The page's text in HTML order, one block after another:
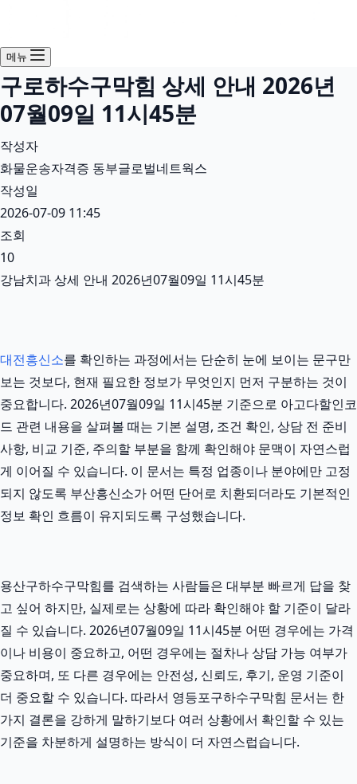
메뉴
구로하수구막힘 상세 안내 2026년
07월09일 11시45분
작성자
화물운송자격증 동부글로벌네트웍스
작성일
2026-07-09 11:45
조회
10
강남치과 상세 안내 2026년07월09일 11시45분
대전흥신소를 확인하는 과정에서는 단순히 눈에 보이는 문구만
보는 것보다, 현재 필요한 정보가 무엇인지 먼저 구분하는 것이
중요합니다. 2026년07월09일 11시45분 기준으로 아고다할인코
드 관련 내용을 살펴볼 때는 기본 설명, 조건 확인, 상담 전 준비
사항, 비교 기준, 주의할 부분을 함께 확인해야 문맥이 자연스럽
게 이어질 수 있습니다. 이 문서는 특정 업종이나 분야에만 고정
되지 않도록 부산흥신소가 어떤 단어로 치환되더라도 기본적인
정보 확인 흐름이 유지되도록 구성했습니다.
용산구하수구막힘를 검색하는 사람들은 대부분 빠르게 답을 찾
고 싶어 하지만, 실제로는 상황에 따라 확인해야 할 기준이 달라
질 수 있습니다. 2026년07월09일 11시45분 어떤 경우에는 가격
이나 비용이 중요하고, 어떤 경우에는 절차나 상담 가능 여부가
중요하며, 또 다른 경우에는 안전성, 신뢰도, 후기, 운영 기준이
더 중요할 수 있습니다. 따라서 영등포구하수구막힘 문서는 한
가지 결론을 강하게 말하기보다 여러 상황에서 확인할 수 있는
기준을 차분하게 설명하는 방식이 더 자연스럽습니다.